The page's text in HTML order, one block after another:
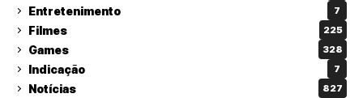
Entretenimento 7
Filmes 225
Games 328
Indicação 7
Notícias 827